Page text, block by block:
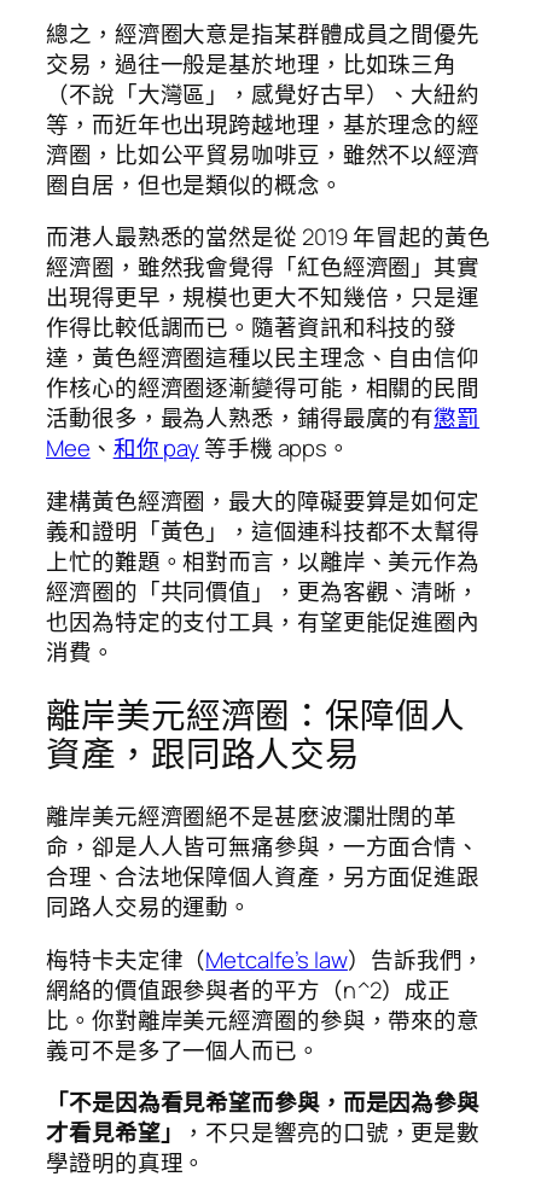
總之，經濟圈大意是指某群體成員之間優先
交易，過往一般是基於地理，比如珠三角
（不說「大灣區」，感覺好古早）、大紐約
等，而近年也出現跨越地理，基於理念的經
濟圈，比如公平貿易咖啡豆，雖然不以經濟
圈自居，但也是類似的概念。
而港人最熟悉的當然是從 2019 年冒起的黃色
經濟圈，雖然我會覺得「紅色經濟圈」其實
出現得更早，規模也更大不知幾倍，只是運
作得比較低調而已。隨著資訊和科技的發
達，黃色經濟圈這種以民主理念、自由信仰
作核心的經濟圈逐漸變得可能，相關的民間
活動很多，最為人熟悉，鋪得最廣的有懲罰
Mee 、 和你 pay 等手機 apps。
建構黃色經濟圈，最大的障礙要算是如何定
義和證明「黃色」，這個連科技都不太幫得
上忙的難題。相對而言，以離岸、美元作為
經濟圈的「共同價值」，更為客觀、清晰，
也因為特定的支付工具，有望更能促進圈內
消費。
離岸美元經濟圈：保障個人
資產，跟同路人交易
離岸美元經濟圈絕不是甚麼波瀾壯闊的革
命，卻是人人皆可無痛參與，一方面合情、
合理、合法地保障個人資產，另方面促進跟
同路人交易的運動。
梅特卡夫定律（Metcalfe’s law）告訴我們，
網絡的價值跟參與者的平方（n^2）成正
比。你對離岸美元經濟圈的參與，帶來的意
義可不是多了一個人而已。
「不是因為看見希望而參與，而是因為參與
才看見希望」
，不只是響亮的口號，更是數
學證明的真理。